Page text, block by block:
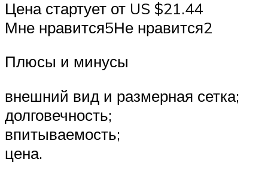
Цена стартует от US $21.44
Мне нравится5Не нравится2
Плюсы и минусы
внешний вид и размерная сетка;
долговечность;
впитываемость;
цена.